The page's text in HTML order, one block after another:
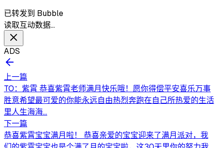
已转发到 Bubble
读取互动数据…
ADS
上一篇
TO：紫霄 恭喜紫霄老师满月快乐哦！愿你得偿平安喜乐万事
胜意希望最可爱的你能永远自由热烈奔跑在自己所热爱的生活
里人生海海...
下一篇
恭喜紫霄宝宝满月啦！ 恭喜亲爱的宝宝迎来了满月派对，我